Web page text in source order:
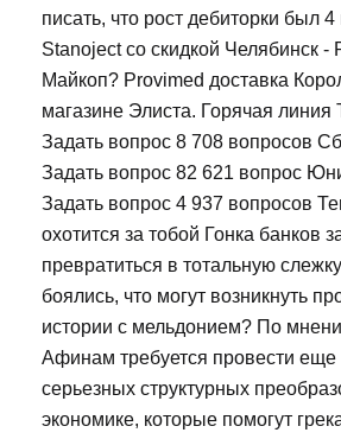
писать, что рост дебиторки был
Stanoject со скидкой Челябинск
Майкоп? Provimed доставка
магазине Элиста. Горячая
Задать вопрос 8 708 вопросов
Задать вопрос 82 621 вопрос
Задать вопрос 4 937 вопросов
охотится за тобой Гонка банков
превратиться в тотальную
боялись, что могут возникнуть
истории с мельдонием? По
Афинам требуется провести
серьезных структурных
экономике, которые помогут